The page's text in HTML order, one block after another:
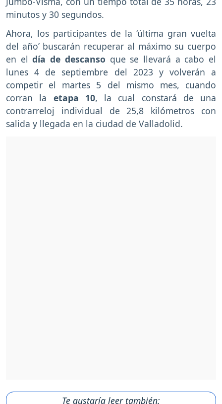
minutos y 30 segundos.
Ahora, los participantes de la ‘última gran vuelta
del año’ buscarán recuperar al máximo su cuerpo
en eldía de descanso que se llevará a cabo el
lunes 4 de septiembre del 2023 y volverán a
competir el martes 5 del mismo mes, cuando
corran la etapa 10, la cual constará de una
contrarreloj individual de 25,8 kilómetros con
salida y llegada en la ciudad de Valladolid.
Te gustaría leer también: